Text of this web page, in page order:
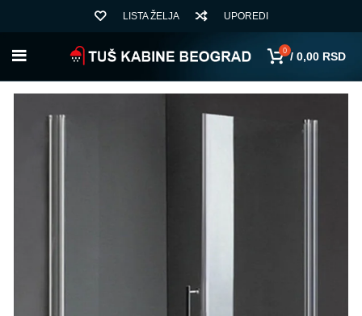
LISTA ŽELJA UPOREDI
0 / 0,00 RSD